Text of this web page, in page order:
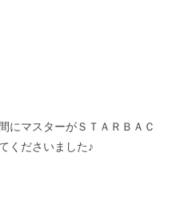
にマスターがＳＴＡＲＢＡＣ
くださいました♪